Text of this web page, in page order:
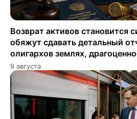
Возврат активов становится
обяжут сдавать детальный
олигархов землях,
9 августа